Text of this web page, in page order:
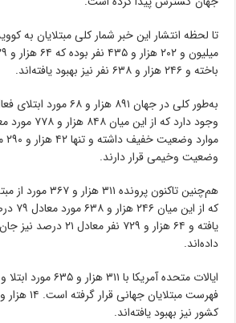
باخته و ۲۴۶ هزار و ۶۳۸ نفر نیز بهبود یافته‌اند.
به‌طور کلی در جهان ۸۹۱
وضعیت وخیمی قرار دارند.
هم‌چنین تاکنون
که از
یافته و ۶۴ هزار و ۷۲۹ نفر
داده‌اند.
کشور نیز بهبود یافته‌اند.